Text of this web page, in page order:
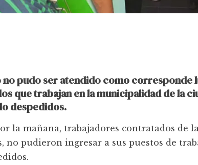
no pudo ser atendido como corresponde
que trabajan en la municipalidad de la
despedidos.
la mañana, trabajadores contratados de
no pudieron ingresar a sus puestos de